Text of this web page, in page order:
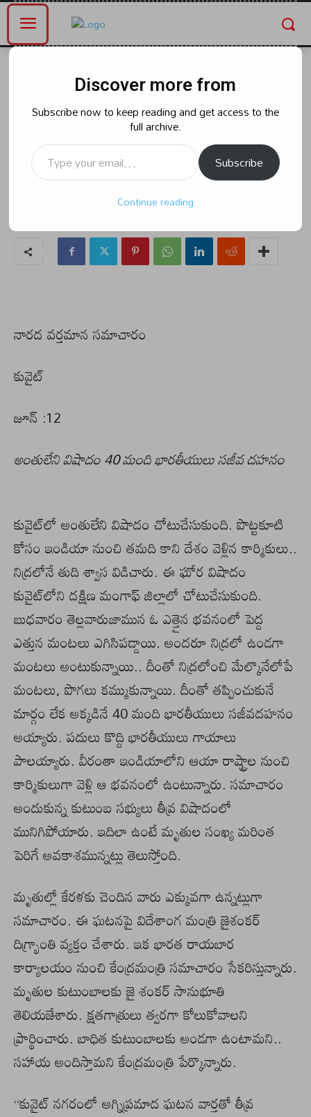
అంతులేని విషాదం 40 మంది
భారతీయులు సజీవ దహనం
naradanews.in Wednesday, June 12, 2024 1:55 pm
నారద వర్తమాన సమాచారం
కువైట్
జూన్ :12
అంతులేని విషాదం 40 మంది భారతీయులు సజీవ దహనం
కువైట్‌లో అంతులేని విషాదం చోటుచేసుకుంది. పొట్టకూటి
కోసం ఇండియా నుంచి తమది కాని దేశం వెళ్లిన కార్మికులు..
నిద్రలోనే తుది శ్వాస విడిచారు. ఈ ఘోర విషాదం
కువైట్‌లోని దక్షిణ మంగాఫ్ జిల్లాలో చోటుచేసుకుంది.
బుధవారం తెల్లవారుజామున ఓ ఎత్తైన భవనంలో పెద్ద
ఎత్తున మంటలు ఎగిసిపడ్డాయి. అందరూ నిద్రలో ఉండగా
మంటలు అంటుకున్నాయి.. దీంతో నిద్రలోంచి మేల్కొనేలోపే
మంటలు, పొగలు కమ్ముకున్నాయి. దీంతో తప్పించుకునే
మార్గం లేక అక్కడినే 40 మంది భారతీయులు సజీవదహనం
అయ్యారు. పదులు కొద్ది భారతీయులు గాయాలు
పాలయ్యారు. వీరంతా ఇండియాలోని ఆయా రాష్ట్రాల నుంచి
కార్మికులుగా వెళ్లి ఆ భవనంలో ఉంటున్నారు. సమాచారం
అందుకున్న కుటుంబ సభ్యులు తీవ్ర విషాదంలో
మునిగిపోయారు. ఇదిలా ఉంటే మృతుల సంఖ్య మరింత
పెరిగే అవకాశమున్నట్లు తెలుస్తోంది.
మృతుల్లో కేరళకు చెందిన వారు ఎక్కువగా ఉన్నట్లుగా
సమాచారం. ఈ ఘటనపై విదేశాంగ మంత్రి జైశంకర్
దిగ్భ్రాంతి వ్యక్తం చేశారు. ఇక భారత రాయబార
కార్యాలయం నుంచి కేంద్రమంత్రి సమాచారం సేకరిస్తున్నారు.
మృతుల కుటుంబాలకు జై శంకర్ సానుభూతి
తెలియజేశారు. క్షతగాత్రులు త్వరగా కోలుకోవాలని
ప్రార్థించారు. బాధిత కుటుంబాలకు అండగా ఉంటామని..
సహాయ అందిస్తామని కేంద్రమంత్రి పేర్కొన్నారు.
“కువైట్ నగరంలో అగ్నిప్రమాద ఘటన వార్తతో తీవ్ర
Discover more from
Subscribe now to keep reading and get access to the
full archive.
Type your email…
Subscribe
Continue reading